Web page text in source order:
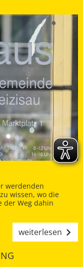
werdenden
wissen, wo die
der Weg dahin
weiterlesen